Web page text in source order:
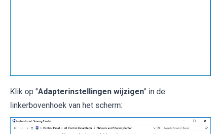
Klik op "Adapterinstellingen wijzigen" in de
linkerbovenhoek van het scherm: